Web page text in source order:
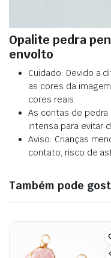
Opalite pedra
envolto
Cuidado: Devido a
as cores da
cores reais.
As contas de
intensa para evitar
Aviso: Crianças
contato, risco de
Também pode